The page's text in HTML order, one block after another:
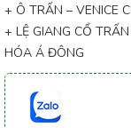
+ Ô TRẤN – VENICE
+ LỆ GIANG CỔ
HÓA Á ĐÔNG